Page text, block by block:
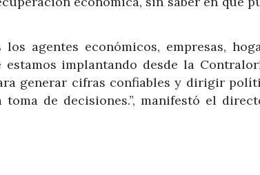
agentes económicos, empresas,
implantando desde la
generar cifras confiables y dirigir
de decisiones.”, manifestó el